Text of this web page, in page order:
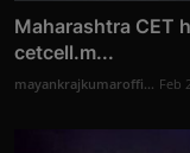
Maharashtra CET
cetcell.m...
mayankrajkumaroffi... Feb